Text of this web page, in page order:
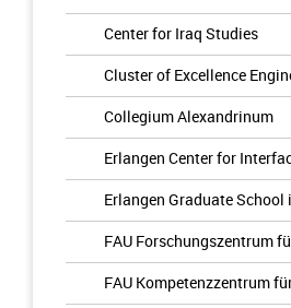
Center for Iraq Studies
Cluster of Excellence
Collegium Alexandrinum
Erlangen Center for
Erlangen Graduate
FAU Forschungszentrum
FAU Kompetenzzentrum